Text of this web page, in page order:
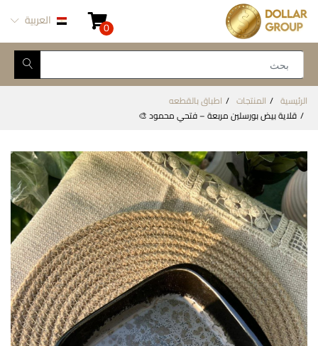
0 العربية
الرئيسية المنتجات
اطباق بالقطعه
قلاية بيض بورسلين مربعة – فتحي محمود 🎨